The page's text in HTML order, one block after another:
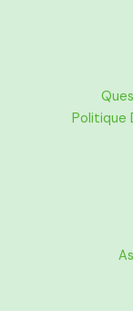
Politique